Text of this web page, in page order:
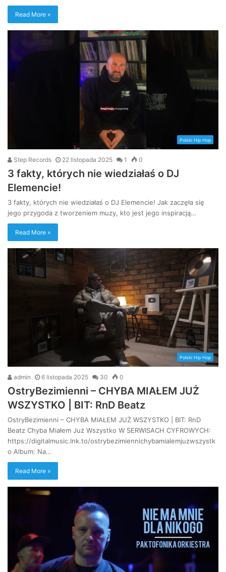
Read More »
Polski Hip Hop
Step Records 22 listopada 2025 1 0
3 fakty, których nie wiedziałaś o DJ
Elemencie!
3 fakty, których nie wiedziałaś o DJ Elemencie! Jak zaczęła się
jego przygoda z tworzeniem muzy, kto jest jego inspiracją…
Read More »
Polski Hip Hop
admin 6 listopada 2025 30 0
OstryBezimienni – CHYBA MIAŁEM JUŻ
WSZYSTKO | BIT: RnD Beatz
OstryBezimienni – CHYBA MIAŁEM JUŻ WSZYSTKO | BIT: RnD
Beatz Chyba Miałem Już Wszystko W SERWISACH CYFROWYCH:
https://digitalmusic.lnk.to/ostrybezimiennichybamialemjuzwszystk
o Album: Na…
Read More »